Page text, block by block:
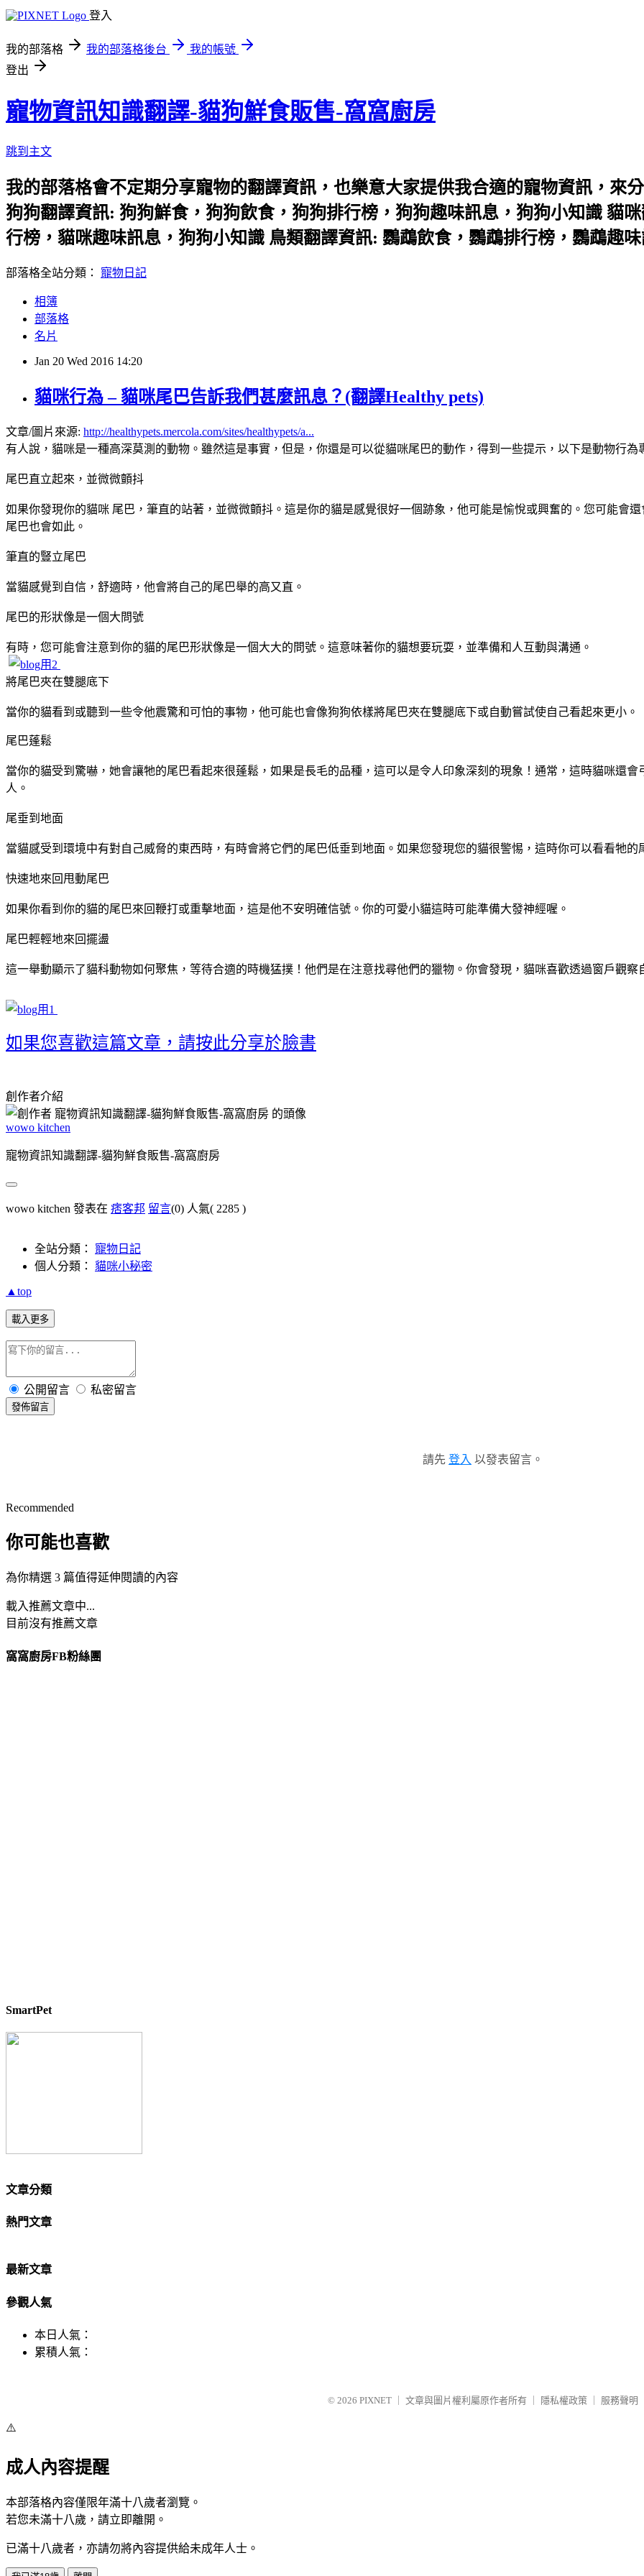
登入
我的部落格 我的部落格後台
我的帳號
登出
寵物資訊知識翻譯-貓狗鮮食販售-窩窩廚房
跳到主文
我的部落格會不定期分享寵物的翻譯資訊，也樂意大家提供我合適的寵物資訊，來
狗狗翻譯資訊: 狗狗鮮食，狗狗飲食，狗狗排行榜，狗狗趣味訊息，狗狗小知識 貓
行榜，貓咪趣味訊息，狗狗小知識 鳥類翻譯資訊: 鸚鵡飲食，鸚鵡排行榜，鸚鵡趣
部落格全站分類： 寵物日記
相簿
部落格
名片
Jan 20 Wed 2016 14:20
貓咪行為 – 貓咪尾巴告訴我們甚麼訊息？(翻譯Healthy pets)
文章/圖片來源: http://healthypets.mercola.com/sites/healthypets/a...
有人說，貓咪是一種高深莫測的動物。雖然這是事實，但是，你還是可以從貓咪尾巴的動作，得到一些提示，以下是動物行為
尾巴直立起來，並微微顫抖
如果你發現你的貓咪 尾巴，筆直的站著，並微微顫抖。這是你的貓是感覺很好一個跡象，他可能是愉悅或興奮的。您可能會
尾巴也會如此。
筆直的豎立尾巴
當貓感覺到自信，舒適時，他會將自己的尾巴舉的高又直。
尾巴的形狀像是一個大問號
有時，您可能會注意到你的貓的尾巴形狀像是一個大大的問號。這意味著你的貓想要玩耍，並準備和人互動與溝通。
將尾巴夾在雙腿底下
當你的貓看到或聽到一些令他震驚和可怕的事物，他可能也會像狗狗依樣將尾巴夾在雙腿底下或自動嘗試使自己看起來更小。
尾巴蓬鬆
當你的貓受到驚嚇，她會讓牠的尾巴看起來很蓬鬆，如果是長毛的品種，這可以是令人印象深刻的現象！通常，這時貓咪還
人。
尾垂到地面
當貓感受到環境中有對自己威脅的東西時，有時會將它們的尾巴低垂到地面。如果您發現您的貓很警惕，這時你可以看看牠的
快速地來回甩動尾巴
如果你看到你的貓的尾巴來回鞭打或重擊地面，這是他不安明確信號。你的可愛小貓這時可能準備大發神經喔。
尾巴輕輕地來回擺盪
這一舉動顯示了貓科動物如何聚焦，等待合適的時機猛撲！他們是在注意找尋他們的獵物。你會發現，貓咪喜歡透過窗戶觀察
如果您喜歡這篇文章，請按此分享於臉書
創作者介紹
wowo kitchen
寵物資訊知識翻譯-貓狗鮮食販售-窩窩廚房
wowo kitchen 發表在 痞客邦 留言(0) 人氣( 2285 )
全站分類： 寵物日記
個人分類： 貓咪小秘密
▲top
載入更多
公開留言 私密留言
發佈留言
請先 登入 以發表留言。
Recommended
你可能也喜歡
為你精選 3 篇值得延伸閱讀的內容
載入推薦文章中...
目前沒有推薦文章
窩窩廚房FB粉絲團
SmartPet
文章分類
熱門文章
最新文章
參觀人氣
本日人氣：
累積人氣：
© 2026 PIXNET 文章與圖片權利屬原作者所有 隱私權政策 服務聲明
⚠️
成人內容提醒
本部落格內容僅限年滿十八歲者瀏覽。
若您未滿十八歲，請立即離開。
已滿十八歲者，亦請勿將內容提供給未成年人士。